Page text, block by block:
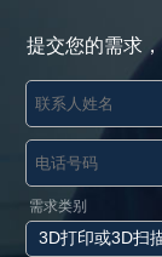
提交您的需求
需求类别
3D打印或3D扫